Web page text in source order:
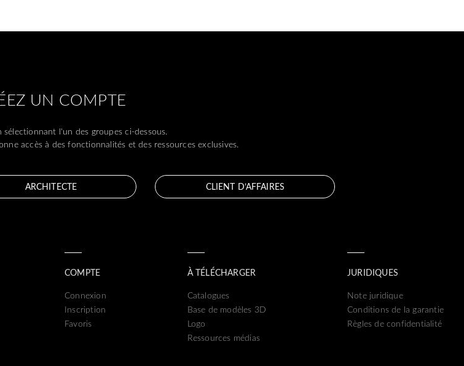
UN COMPTE
sélectionnant l'un des groupes ci-dessous.
accès à des fonctionnalités et des ressources exclusives.
ARCHITECTE CLIENT D’AFFAIRES
COMPTE
Connexion
Inscription
Favoris
À TÉLÉCHARGER
Catalogues
Base de modèles 3D
Logo
Ressources médias
JURIDIQUES
Note juridique
Conditions de la garantie
Règles de confidentialité